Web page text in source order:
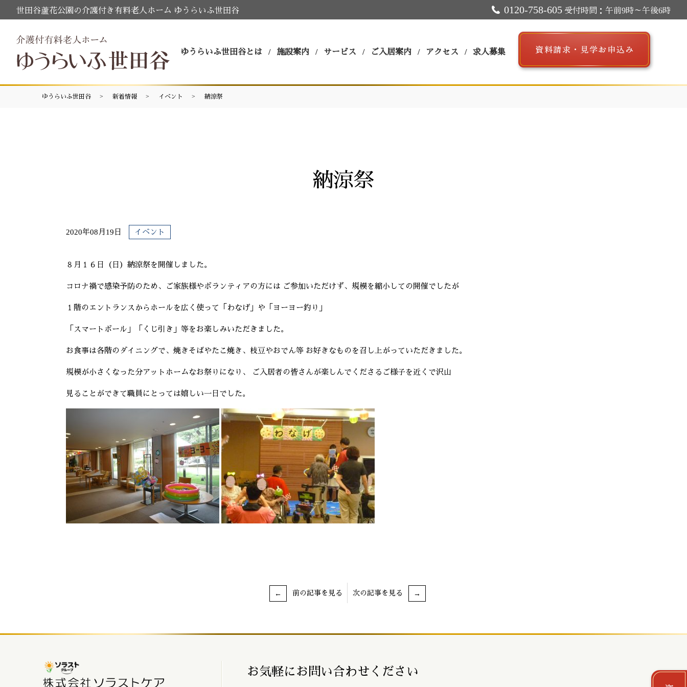
世田谷蘆花公園の介護付き有料老人ホーム ゆうらいふ世田谷 0120-758-605 受付時間：午前9時～午後6時
ゆうらいふ世田谷とは 施設案内 サービス ご入居案内 アクセス 求人募集
ゆうらいふ世田谷 新着情報 イベント 納涼祭
納涼祭
2020年08月19日 イベント
８月１６日（日）納涼祭を開催しました。
コロナ禍で感染予防のため、ご家族様やボランティアの方には ご参加いただけず、規模を縮小しての開催でしたが
１階のエントランスからホールを広く使って「わなげ」や「ヨーヨー釣り」
「スマートボール」「くじ引き」等をお楽しみいただきました。
お食事は各階のダイニングで、焼きそばやたこ焼き、枝豆やおでん等 お好きなものを召し上がっていただきました。
規模が小さくなった分アットホームなお祭りになり、 ご入居者の皆さんが楽しんでくださるご様子を近くで沢山
見ることができて職員にとっては嬉しい一日でした。
前の記事を見る 次の記事を見る
お気軽にお問い合わせください